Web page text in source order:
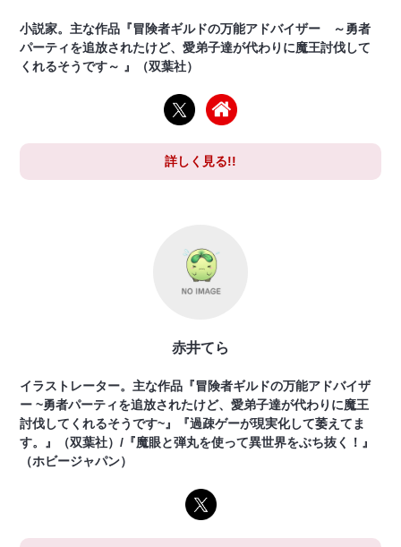
小説家。主な作品『冒険者ギルドの万能アドバイザー ～勇者
パーティを追放されたけど、愛弟子達が代わりに魔王討伐して
くれるそうです～ 』（双葉社）
詳しく見る!!
赤井てら
イラストレーター。主な作品『冒険者ギルドの万能アドバイザ
ー ~勇者パーティを追放されたけど、愛弟子達が代わりに魔王
討伐してくれるそうです~』『過疎ゲーが現実化して萎えてま
す。』（双葉社）/『魔眼と弾丸を使って異世界をぶち抜く！』
（ホビージャパン）